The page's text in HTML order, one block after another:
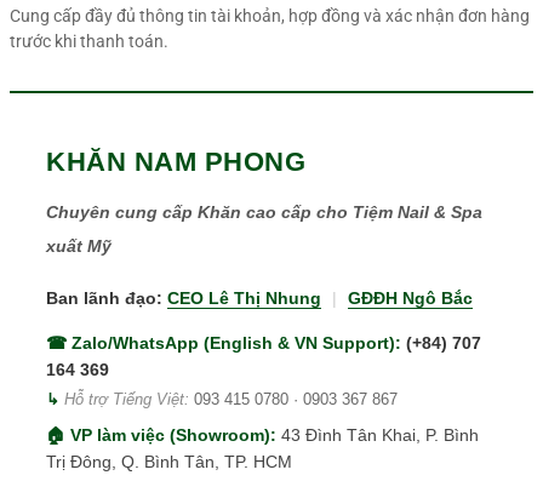
Cung cấp đầy đủ thông tin tài khoản, hợp đồng và xác nhận đơn hàng
trước khi thanh toán.
KHĂN NAM PHONG
Chuyên cung cấp Khăn cao cấp cho Tiệm Nail & Spa
xuất Mỹ
Ban lãnh đạo: CEO Lê Thị Nhung | GĐĐH Ngô Bắc
☎ Zalo/WhatsApp (English & VN Support): (+84) 707
164 369
↳ Hỗ trợ Tiếng Việt: 093 415 0780 · 0903 367 867
🏠 VP làm việc (Showroom): 43 Đình Tân Khai, P. Bình
Trị Đông, Q. Bình Tân, TP. HCM